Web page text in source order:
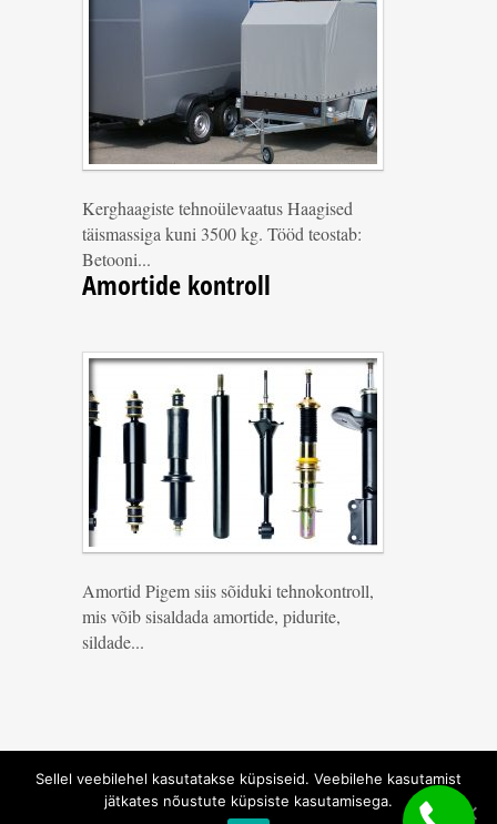
Kerghaagiste tehnoülevaatus Haagised
täismassiga kuni 3500 kg. Tööd teostab:
Betooni...
Amortide kontroll
Amortid Pigem siis sõiduki tehnokontroll,
mis võib sisaldada amortide, pidurite,
sildade...
Kodulehe valmistamine -
Sellel veebilehel kasutatakse küpsiseid. Veebilehe kasutamist
jätkates nõustute küpsiste kasutamisega.